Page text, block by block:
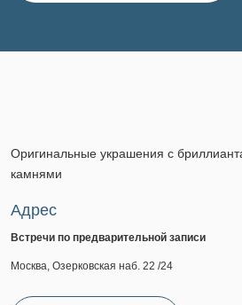
Оригинальные украшения с
камнями
Адрес
Встречи по предварительной записи
Москва, Озерковская наб. 22 /24